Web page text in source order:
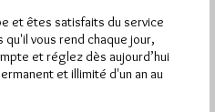
et êtes satisfaits du service
qu'il vous rend chaque jour,
et réglez dès aujourd’hui
et illimité d'un an au